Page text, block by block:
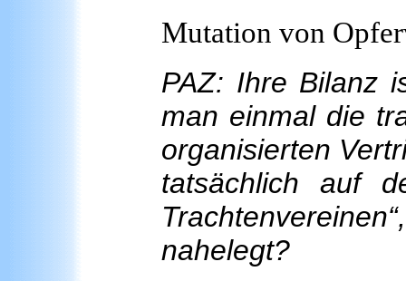
Mutation von
PAZ: Ihre Bilanz
man einmal die
organisierten
tatsächlich auf
nahelegt?